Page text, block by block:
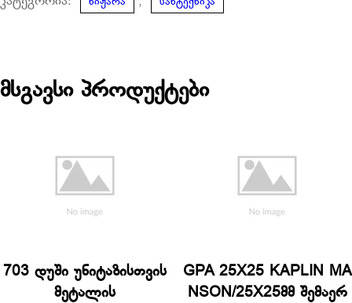
მსგავსი პროდუქტები
703 დუში უნიტაზისთვის
მეტალის
GPA 25X25 KAPLIN MA
NSON/25X25მმ შემაერ